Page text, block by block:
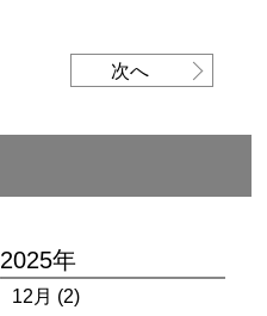
次へ
2025年
12月 (2)